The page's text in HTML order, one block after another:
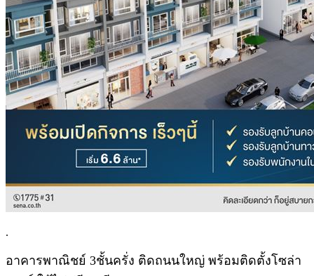
.
อาคารพาณิชย์ 3ชั้นครั่ง ติดถนนใหญ่ พร้อมติดตั้งโซล่า